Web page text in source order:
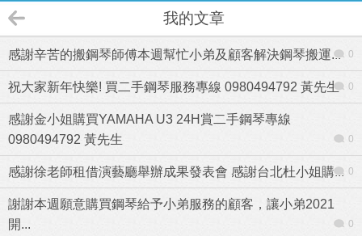
我的文章
感謝辛苦的搬鋼琴師傅本週幫忙小弟及顧客解決鋼琴搬運... 0
祝大家新年快樂! 買二手鋼琴服務專線 0980494792 黃先生 0
感謝金小姐購買YAMAHA U3 24H賞二手鋼琴專線
0980494792 黃先生
0
感謝徐老師租借演藝廳舉辦成果發表會 感謝台北杜小姐購... 0
謝謝本週願意購買鋼琴給予小弟服務的顧客，讓小弟2021
開...
0